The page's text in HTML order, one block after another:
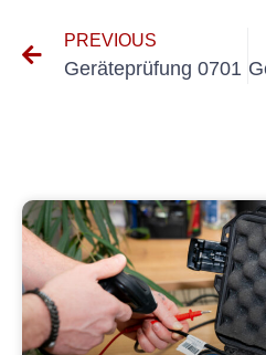
PREVIOUS
Geräteprüfung 0701